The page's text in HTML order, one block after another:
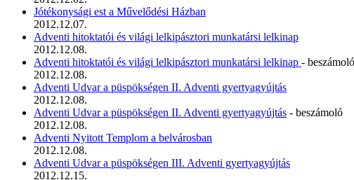
Jótékonysági est a Művelődési Házban
2012.12.07.
Adventi hitoktatói és világi lelkipásztori munkatársi lelkinap
2012.12.08.
Adventi hitoktatói és világi lelkipásztori munkatársi lelkinap - beszámoló
2012.12.08.
Adventi Udvar a püspökségen II. Adventi gyertyagyújtás
2012.12.08.
Adventi Udvar a püspökségen II. Adventi gyertyagyújtás - beszámoló
2012.12.08.
Adventi Nyitott Templom a belvárosban
2012.12.08.
Adventi Udvar a püspökségen III. Adventi gyertyagyújtás
2012.12.15.